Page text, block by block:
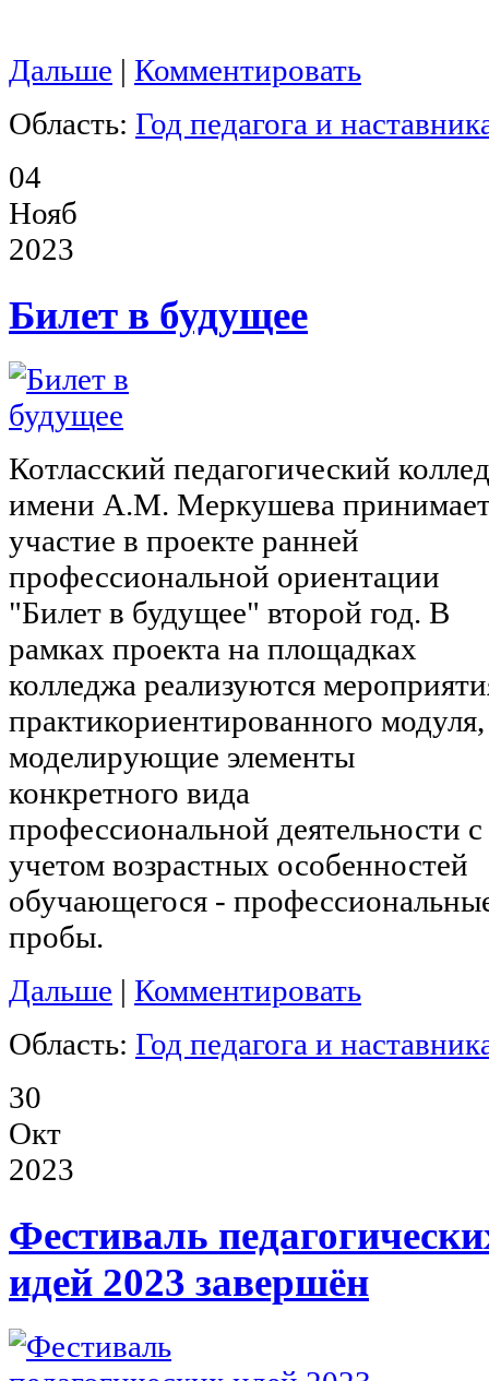
Дальше | Комментировать
Область: Год педагога и
04
Нояб
2023
Билет в будущее
Котласский педагогический
имени А.М. Меркушева
участие в проекте ранней
профессиональной ориентации
"Билет в будущее" второй год. В
рамках проекта на площадках
колледжа реализуются
практикориентированного модуля,
моделирующие элементы
конкретного вида
профессиональной деятельности с
учетом возрастных особенностей
обучающегося -
пробы.
Дальше | Комментировать
Область: Год педагога и
30
Окт
2023
Фестиваль
идей 2023 завершён